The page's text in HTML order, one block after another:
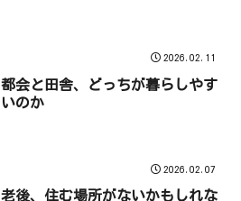
2026.02.11
都会と田舎、どっちが暮らしやす
いのか
2026.02.07
老後、住む場所がないかもしれな